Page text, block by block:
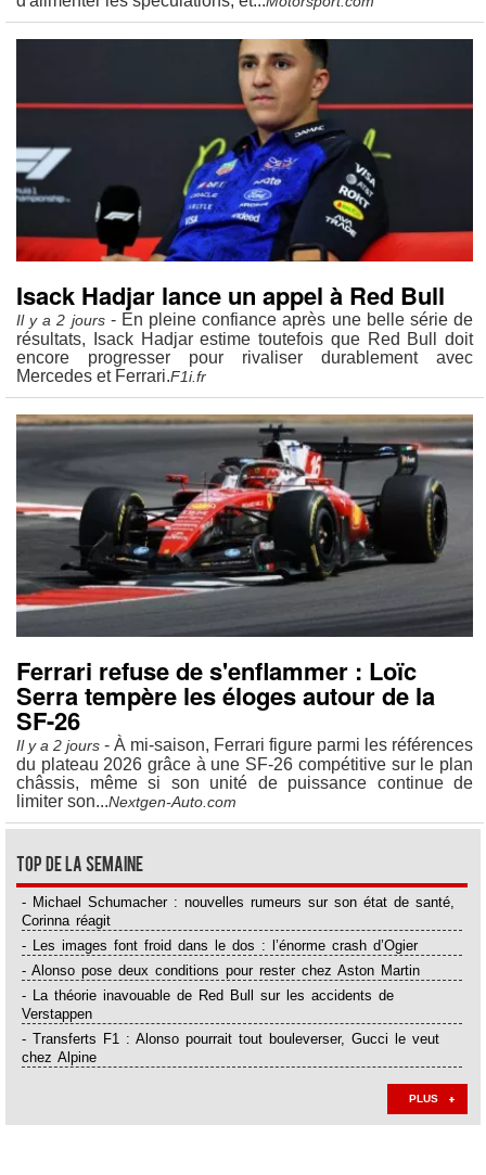
Isack Hadjar lance un appel à Red Bull
Il y a 2 jours- En pleine confiance après une belle série de
résultats, Isack Hadjar estime toutefois que Red Bull doit
encore progresser pour rivaliser durablement avec
Mercedes et Ferrari.F1i.fr
Ferrari refuse de s'enflammer : Loïc
Serra tempère les éloges autour de la
SF-26
Il y a 2 jours - À mi-saison, Ferrari figure parmi les références
du plateau 2026 grâce à une SF-26 compétitive sur le plan
châssis, même si son unité de puissance continue de
limiter son...Nextgen-Auto.com
Top de la semaine
- Michael Schumacher : nouvelles rumeurs sur son état de santé,
Corinna réagit
- Les images font froid dans le dos : l’énorme crash d’Ogier
- Alonso pose deux conditions pour rester chez Aston Martin
- La théorie inavouable de Red Bull sur les accidents de
Verstappen
- Transferts F1 : Alonso pourrait tout bouleverser, Gucci le veut
chez Alpine
PLUS